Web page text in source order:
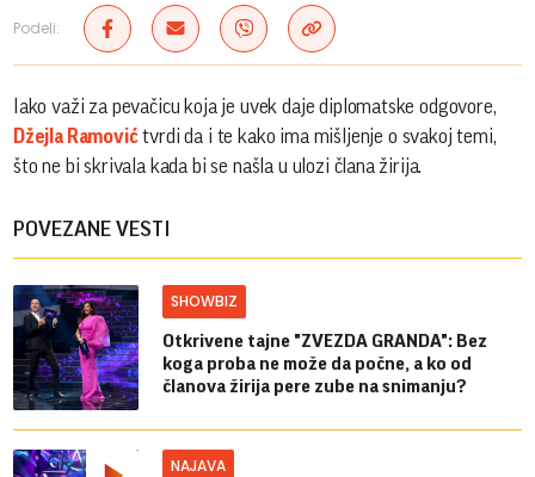
Podeli:
Iako važi za pevačicu koja je uvek daje diplomatske odgovore,
Džejla Ramovićtvrdi da i te kako ima mišljenje o svakoj temi,
što ne bi skrivala kada bi se našla u ulozi člana žirija.
POVEZANE VESTI
SHOWBIZ
Otkrivene tajne "ZVEZDA GRANDA": Bez
koga proba ne može da počne, a ko od
članova žirija pere zube na snimanju?
NAJAVA